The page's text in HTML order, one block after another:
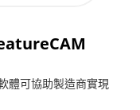
體可協助製造商實現